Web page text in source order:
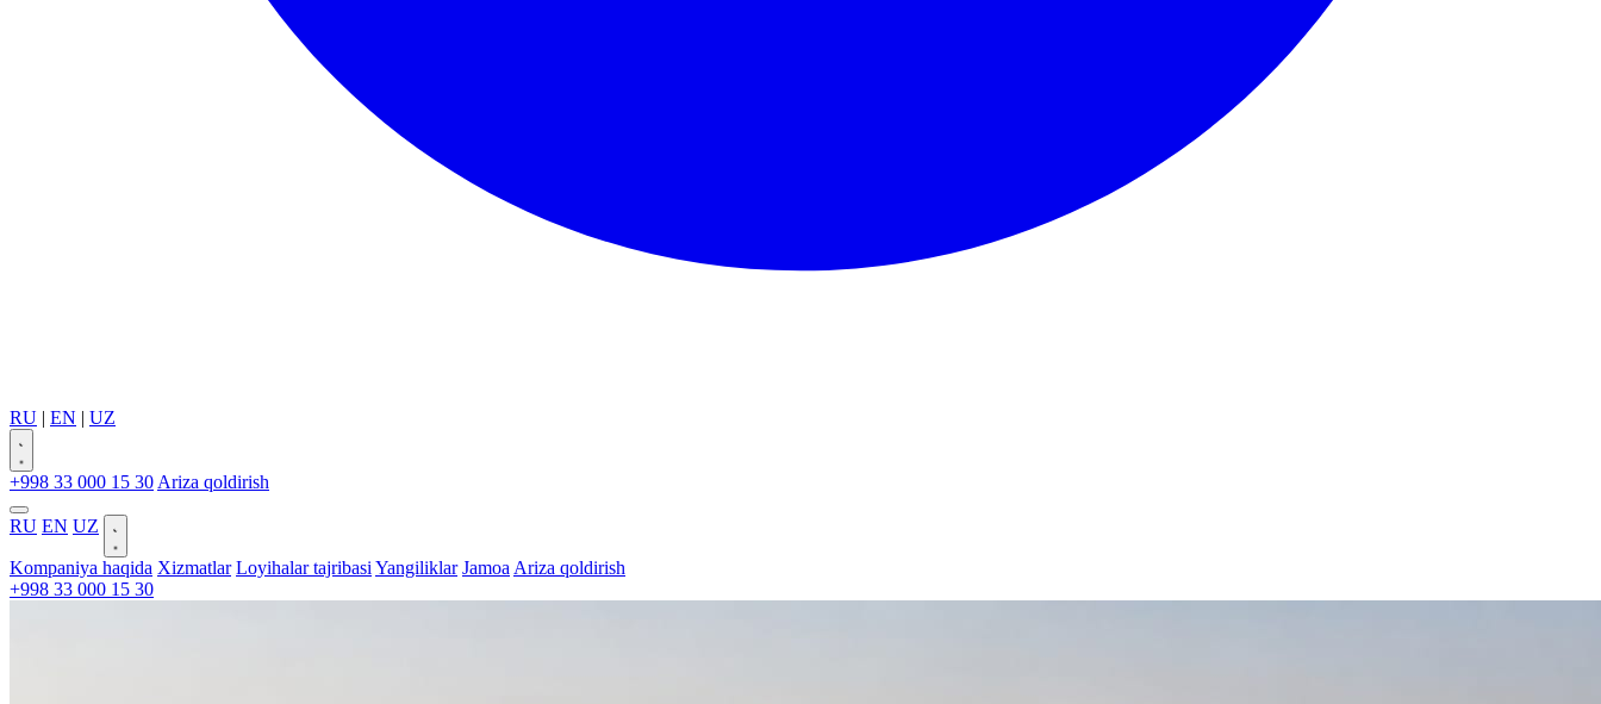
RU | EN | UZ
+998 33 000 15 30 Ariza qoldirish
RU EN UZ
Kompaniya haqida Xizmatlar Loyihalar tajribasi Yangiliklar Jamoa Ariza qoldirish
+998 33 000 15 30